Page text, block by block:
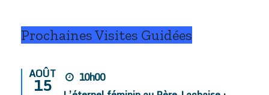
Prochaines Visites Guidées
AOÛT
15
10h00